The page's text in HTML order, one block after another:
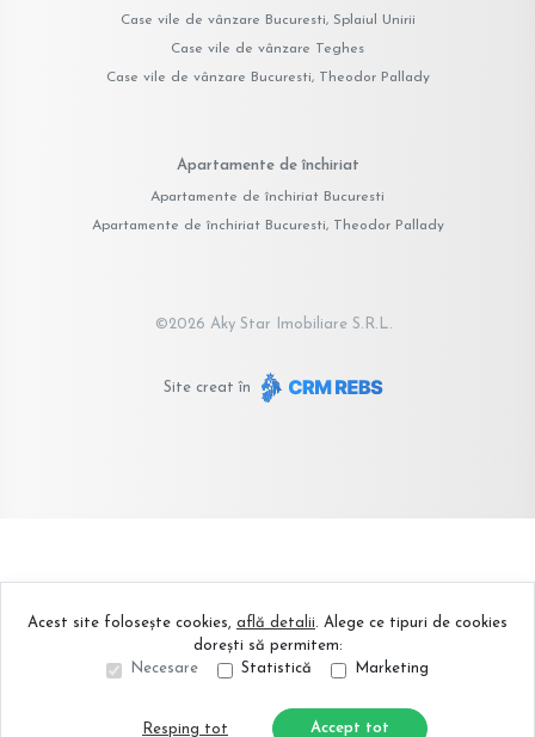
Case vile de vânzare Bucuresti, Splaiul Unirii
Case vile de vânzare Teghes
Case vile de vânzare Bucuresti, Theodor Pallady
Apartamente de închiriat
Apartamente de închiriat Bucuresti
Apartamente de închiriat Bucuresti, Theodor Pallady
©2026 Aky Star Imobiliare S.R.L.
Site creat în
Acest site folosește cookies, află detalii. Alege ce tipuri de cookies
dorești să permitem:
Necesare
Statistică Marketing
Resping tot Accept tot